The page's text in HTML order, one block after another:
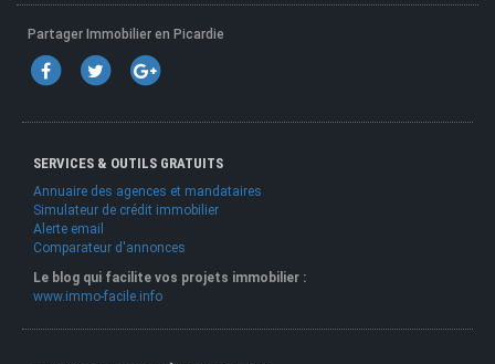
Partager Immobilier en Picardie
SERVICES & OUTILS GRATUITS
Annuaire des agences et mandataires
Simulateur de crédit immobilier
Alerte email
Comparateur d'annonces
Le blog qui facilite vos projets immobilier :
www.immo-facile.info